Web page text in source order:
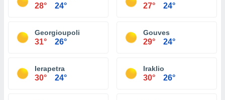
28° 24° 27° 24°
Georgioupoli
31° 26°
Gouves
29° 24°
Ierapetra
30° 24°
Iraklio
30° 26°